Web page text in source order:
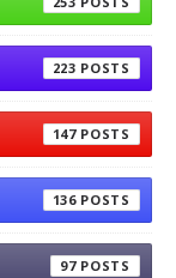
223
147
136
97